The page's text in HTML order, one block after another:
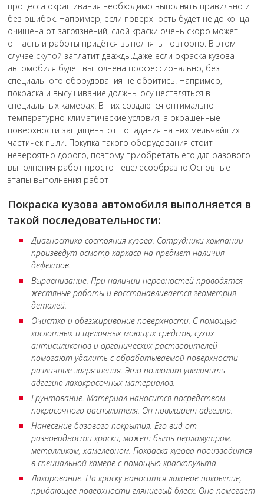
процесса окрашивания необходимо выполнять правильно и
без ошибок. Например, если поверхность будет не до конца
очищена от загрязнений, слой краски очень скоро может
отпасть и работы придётся выполнять повторно. В этом
случае скупой заплатит дважды.Даже если окраска кузова
автомобиля будет выполнена профессионально, без
специального оборудования не обойтись. Например,
покраска и высушивание должны осуществляться в
специальных камерах. В них создаются оптимально
температурно-климатические условия, а окрашенные
поверхности защищены от попадания на них мельчайших
частичек пыли. Покупка такого оборудования стоит
невероятно дорого, поэтому приобретать его для разового
выполнения работ просто нецелесообразно.Основные
этапы выполнения работ
Покраска кузова автомобиля выполняется в
такой последовательности:
Диагностика состояния кузова. Сотрудники компании
произведут осмотр каркаса на предмет наличия
дефектов.
Выравнивание. При наличии неровностей проводятся
жестяные работы и восстанавливается геометрия
деталей.
Очистка и обезжиривание поверхности. С помощью
кислотных и щелочных моющих средств, сухих
антисиликонов и органических растворителей
помогают удалить с обрабатываемой поверхности
различные загрязнения. Это позволит увеличить
адгезию лакокрасочных материалов.
Грунтование. Материал наносится посредством
покрасочного распылителя. Он повышает адгезию.
Нанесение базового покрытия. Его вид от
разновидности краски, может быть перламутром,
металликом, хамелеоном. Покраска кузова производится
в специальной камере с помощью краскопульта.
Лакирование. На краску наносится лаковое покрытие,
придающее поверхности глянцевый блеск. Оно помогает